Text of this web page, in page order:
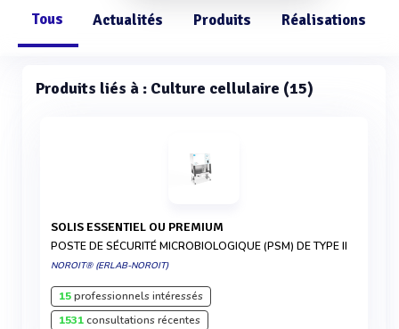
Tous Actualités Produits Réalisations
Produits liés à : Culture cellulaire (15)
SOLIS ESSENTIEL OU PREMIUM
POSTE DE SÉCURITÉ MICROBIOLOGIQUE (PSM) DE TYPE II
NOROIT® (ERLAB-NOROIT)
15professionnels intéressés
1531consultations récentes